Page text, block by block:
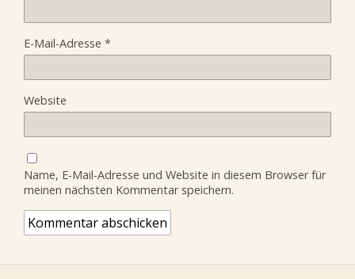
E-Mail-Adresse *
Website
Name, E-Mail-Adresse und Website in diesem Browser für
meinen nächsten Kommentar speichern.